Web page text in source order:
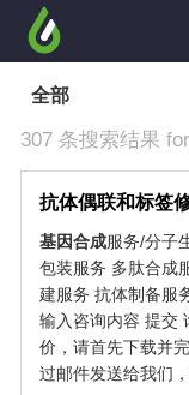
全部
307 条搜索结果 for
抗体偶联和标签
基因合成服务/分子
包装服务 多肽合成
建服务 抗体制备服
输入咨询内容 提交
价，请首先下载并
过邮件发送给我们